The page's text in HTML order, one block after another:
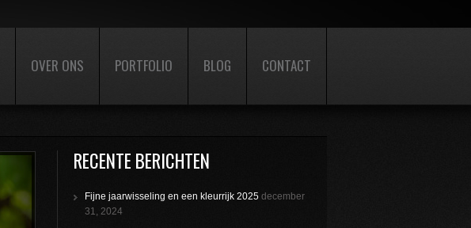
OVER ONS PORTFOLIO BLOG CONTACT
RECENTE BERICHTEN
Fijne jaarwisseling en een kleurrijk 2025 december
31, 2024